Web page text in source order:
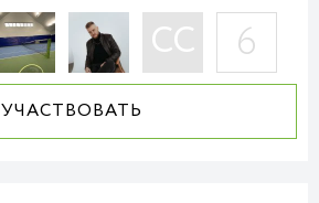
СС 6
УЧАСТВОВАТЬ